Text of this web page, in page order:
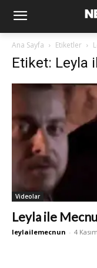
Ana Sayfa Etiketler
Etiket: Leyla
Videolar
Leyla ile
leylailemecnun - 4